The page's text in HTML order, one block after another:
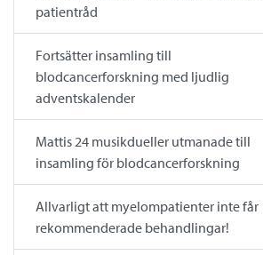
patientråd
Fortsätter insamling till
blodcancerforskning med ljudlig
adventskalender
Mattis 24 musikdueller utmanade till
insamling för blodcancerforskning
Allvarligt att myelompatienter inte får
rekommenderade behandlingar!